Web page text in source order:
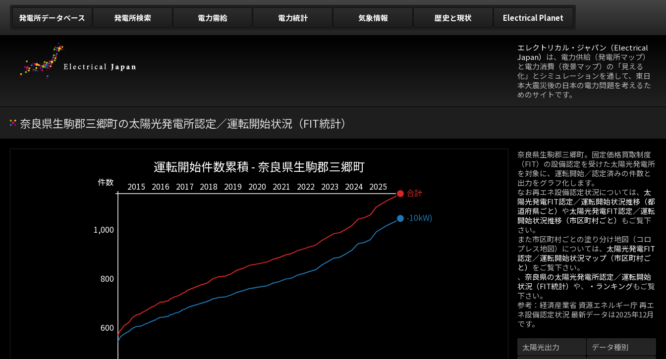
発電所データベース 発電所検索 電力需給 電力統計 気象情報 歴史と現状 Electrical Planet
エレクトリカル・ジャパン（Electrical
Japan） は、電力供給（発電所マップ）
と電力消費（夜景マップ）の「見える
化」とシミュレーションを通して、東日
本大震災後の日本の電力問題を考えるた
めのサイトです。
奈良県生駒郡三郷町の太陽光発電所認定／運転開始状況（FIT統計）
2015 2016 2017 2018 2019 2020 2021 2022 2023 2024 2025
600
800
1,000
件数
運転開始件数累積 - 奈良県生駒郡三郷町
-10kW)
合計
奈良県生駒郡三郷町。固定価格買取制度
（FIT）の設備認定を受けた太陽光発電所
を対象に、運転開始／認定済みの件数と
出力をグラフ化します。
なお再エネ設備認定状況については、 太
陽光発電FIT認定／運転開始状況推移（都
道府県ごと） や太陽光発電FIT認定／運転
開始状況推移（市区町村ごと） もご覧下
さい。
また市区町村ごとの塗り分け地図（コロ
プレス地図）については、 太陽光発電FIT
認定／運転開始状況マップ（市区町村ご
と） をご覧下さい。
、 奈良県の太陽光発電所認定／運転開始
状況（FIT統計） や、 ・ランキングもご覧
下さい。
参考：経済産業省 資源エネルギー庁 再エ
ネ設備認定状況 最新データは2025年12月
です。
太陽光出力
データ種別